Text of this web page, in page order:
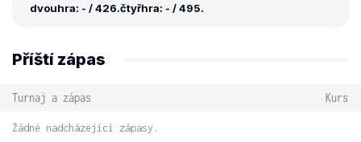
dvouhra: - / 426.čtyřhra: - / 495.
Příští zápas
Turnaj a zápas Kurs
Žádné nadcházející zápasy.